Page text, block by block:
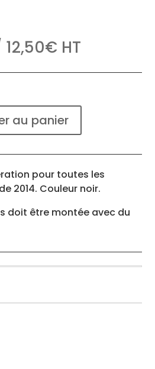
12,50€ HT
au panier
pour toutes les
2014. Couleur noir.
doit être montée avec du